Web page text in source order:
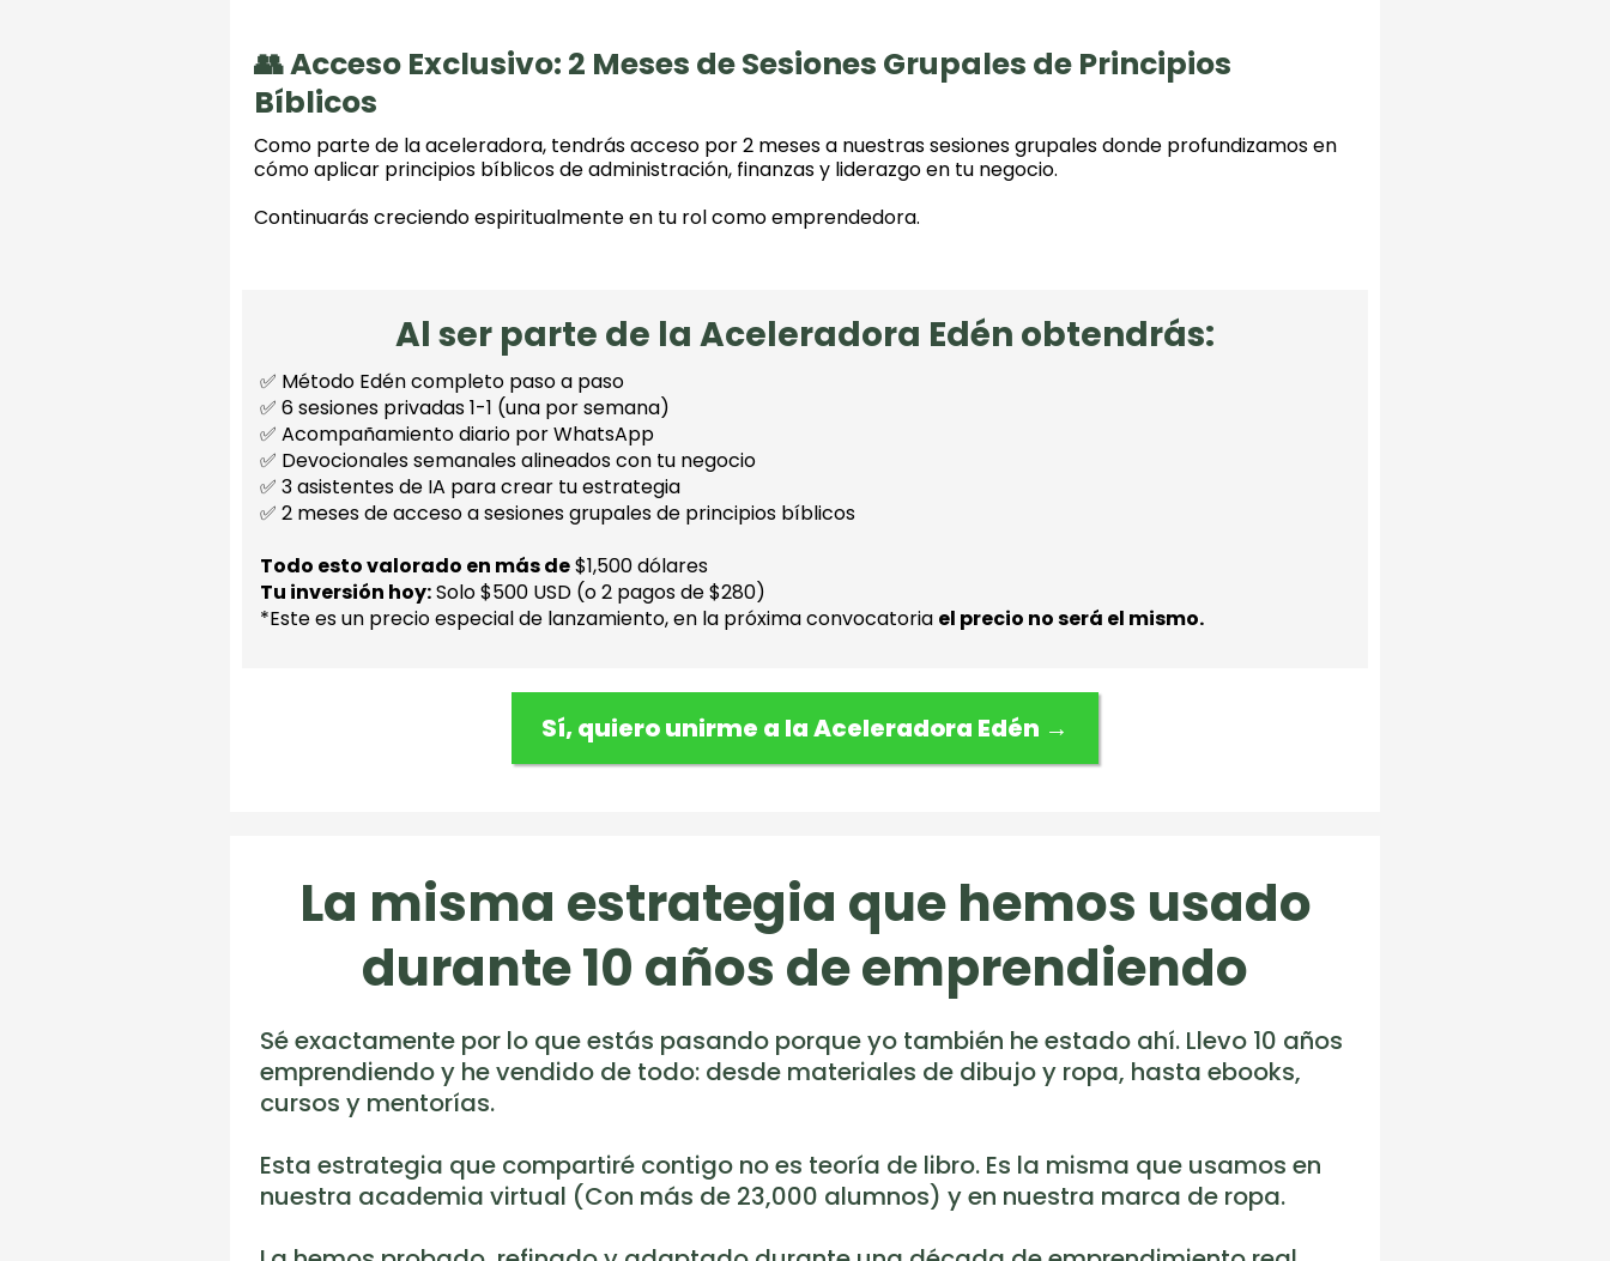
👥 Acceso Exclusivo: 2 Meses de Sesiones Grupales de Principios
Bíblicos
Como parte de la aceleradora, tendrás acceso por 2 meses a nuestras sesiones grupales donde profundizamos en
cómo aplicar principios bíblicos de administración, finanzas y liderazgo en tu negocio.
Continuarás creciendo espiritualmente en tu rol como emprendedora.
Al ser parte de la Aceleradora Edén obtendrás:
✅ Método Edén completo paso a paso
✅ 6 sesiones privadas 1-1 (una por semana)
✅ Acompañamiento diario por WhatsApp
✅ Devocionales semanales alineados con tu negocio
✅ 3 asistentes de IA para crear tu estrategia
✅ 2 meses de acceso a sesiones grupales de principios bíblicos
Todo esto valorado en más de$1,500 dólares
Tu inversión hoy:Solo $500 USD (o 2 pagos de $280)
*Este es un precio especial de lanzamiento, en la próxima convocatoria el precio no será el mismo.
Sí, quiero unirme a la Aceleradora Edén →
La misma estrategia que hemos usado
durante 10 años de emprendiendo
Sé exactamente por lo que estás pasando porque yo también he estado ahí. Llevo 10 años
emprendiendo y he vendido de todo: desde materiales de dibujo y ropa, hasta ebooks,
cursos y mentorías.
Esta estrategia que compartiré contigo no es teoría de libro. Es la misma que usamos en
nuestra academia virtual (Con más de 23,000 alumnos) y en nuestra marca de ropa.